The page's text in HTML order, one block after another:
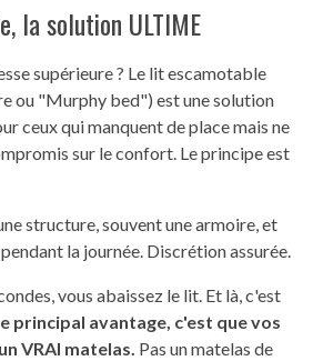
la solution ULTIME
supérieure ? Le lit escamotable
ou "Murphy bed") est une solution
ceux qui manquent de place mais ne
sur le confort. Le principe est
structure, souvent une armoire, et
la journée. Discrétion assurée.
vous abaissez le lit. Et là, c'est
principal avantage, c'est que vos
VRAI matelas. Pas un matelas de